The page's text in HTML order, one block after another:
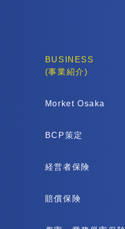
BUSINESS
(事業紹介)
Morket Osaka
BCP策定
経営者保険
賠償保険